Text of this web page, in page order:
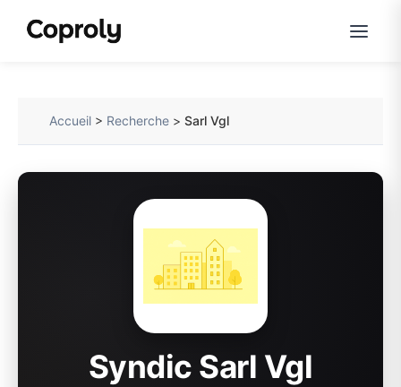
Accueil > Recherche >Sarl Vgl
Syndic Sarl Vgl